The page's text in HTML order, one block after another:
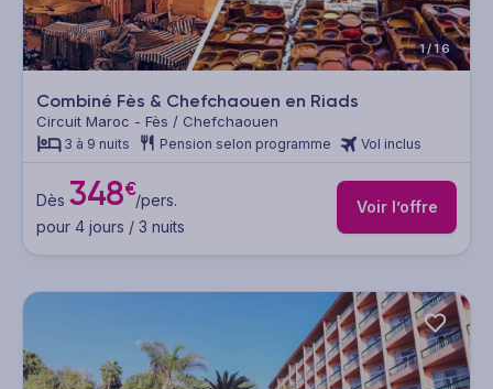
1/16
Combiné Fès & Chefchaouen en Riads
Circuit Maroc - Fès / Chefchaouen
3 à 9 nuits Pension selon programme Vol inclus
Dès 348€/pers.
pour 4 jours / 3 nuits
Voir l’offre